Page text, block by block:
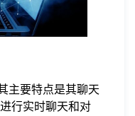
主要特点是其聊天
行实时聊天和对